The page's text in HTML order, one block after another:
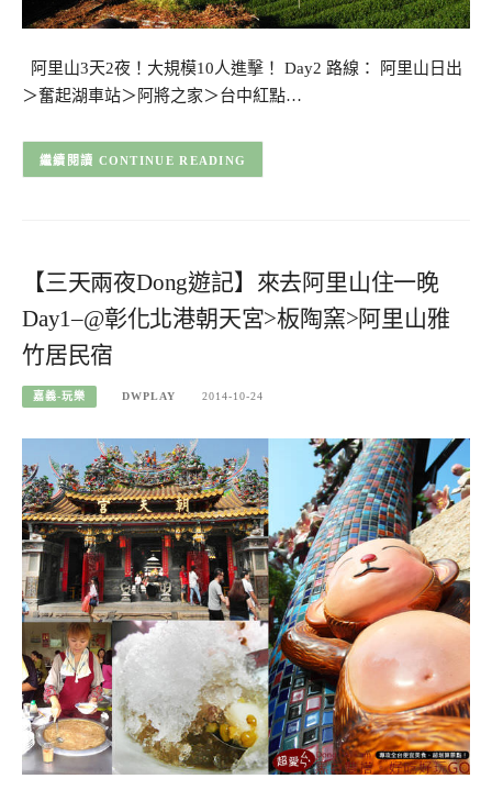
阿里山3天2夜！大規模10人進擊！ Day2 路線： 阿里山日出
＞奮起湖車站＞阿將之家＞台中紅點…
CONTINUE READING
【三天兩夜Dong遊記】來去阿里山住一晚
Day1–@彰化北港朝天宮>板陶窯>阿里山雅
竹居民宿
嘉義-玩樂 DWPLAY 2014-10-24